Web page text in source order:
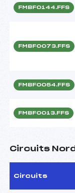
FMBF0144.FFS
FMBF0073.FFS
FMBF0054.FFS
FMBF0013.FFS
Circuits
Circuits